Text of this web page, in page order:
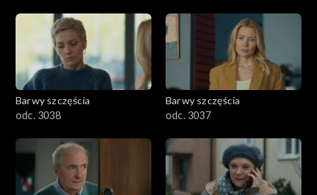
Barwy szczęścia
odc. 3038
Barwy szczęścia
odc. 3037